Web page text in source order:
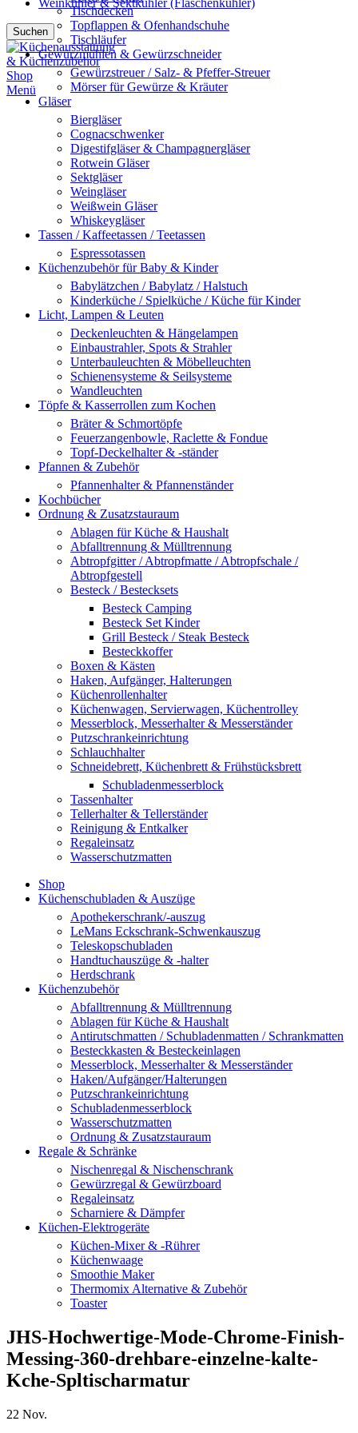
Weinkühler & Sektkühler (Flaschenkühler)
Suchen
Menü
Tischdecken
Topflappen & Ofenhandschuhe
Tischläufer
Gewürzmühlen & Gewürzschneider
Gewürzstreuer / Salz- & Pfeffer-Streuer
Mörser für Gewürze & Kräuter
Gläser
Biergläser
Cognacschwenker
Digestifgläser & Champagnergläser
Rotwein Gläser
Sektgläser
Weingläser
Weißwein Gläser
Whiskeygläser
Tassen / Kaffeetassen / Teetassen
Espressotassen
Küchenzubehör für Baby & Kinder
Babylätzchen / Babylatz / Halstuch
Kinderküche / Spielküche / Küche für Kinder
Licht, Lampen & Leuten
Deckenleuchten & Hängelampen
Einbaustrahler, Spots & Strahler
Unterbauleuchten & Möbelleuchten
Schienensysteme & Seilsysteme
Wandleuchten
Töpfe & Kasserrollen zum Kochen
Bräter & Schmortöpfe
Feuerzangenbowle, Raclette & Fondue
Topf-Deckelhalter & -ständer
Pfannen & Zubehör
Pfannenhalter & Pfannenständer
Kochbücher
Ordnung & Zusatzstauraum
Ablagen für Küche & Haushalt
Abfalltrennung & Mülltrennung
Abtropfgitter / Abtropfmatte / Abtropfschale /
Abtropfgestell
Besteck / Bestecksets
Besteck Camping
Besteck Set Kinder
Grill Besteck / Steak Besteck
Besteckkoffer
Boxen & Kästen
Haken, Aufgänger, Halterungen
Küchenrollenhalter
Küchenwagen, Servierwagen, Küchentrolley
Messerblock, Messerhalter & Messerständer
Putzschrankeinrichtung
Schlauchhalter
Schneidebrett, Küchenbrett & Frühstücksbrett
Schubladenmesserblock
Tassenhalter
Tellerhalter & Tellerständer
Reinigung & Entkalker
Regaleinsatz
Wasserschutzmatten
Shop
Küchenschubladen & Auszüge
Apothekerschrank/-auszug
LeMans Eckschrank-Schwenkauszug
Teleskopschubladen
Handtuchauszüge & -halter
Herdschrank
Küchenzubehör
Abfalltrennung & Mülltrennung
Ablagen für Küche & Haushalt
Antirutschmatten / Schubladenmatten / Schrankmatten
Besteckkasten & Besteckeinlagen
Messerblock, Messerhalter & Messerständer
Haken/Aufgänger/Halterungen
Putzschrankeinrichtung
Schubladenmesserblock
Wasserschutzmatten
Ordnung & Zusatzstauraum
Regale & Schränke
Nischenregal & Nischenschrank
Gewürzregal & Gewürzboard
Regaleinsatz
Scharniere & Dämpfer
Küchen-Elektrogeräte
Küchen-Mixer & -Rührer
Küchenwaage
Smoothie Maker
Thermomix Alternative & Zubehör
Toaster
JHS-Hochwertige-Mode-Chrome-Finish-
Messing-360-drehbare-einzelne-kalte-
Kche-Spltischarmatur
22 Nov.